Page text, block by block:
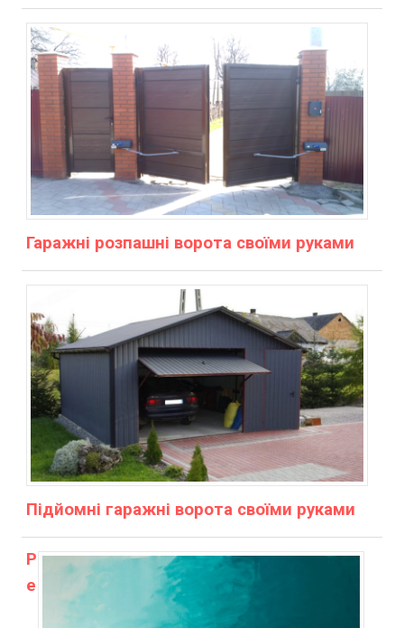
Гаражні розпашні ворота своїми руками
Підйомні гаражні ворота своїми руками
Р
е